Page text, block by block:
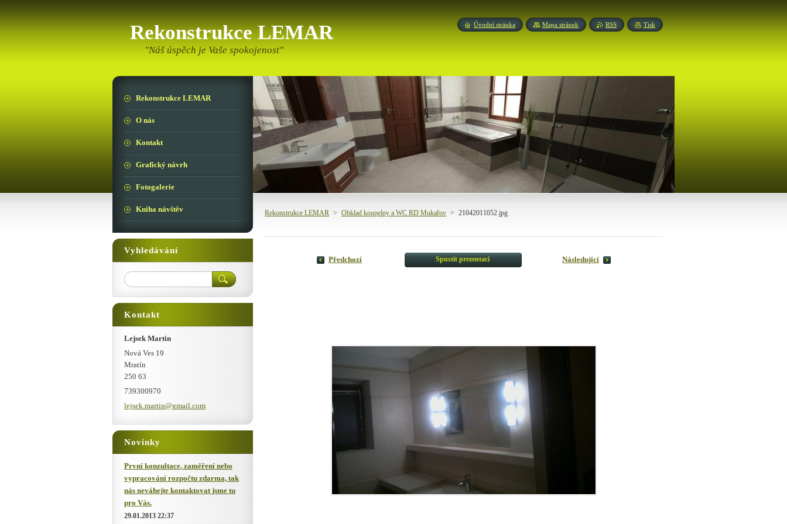
Rekonstrukce LEMAR
"Náš úspěch je Vaše spokojenost"
Rekonstrukce LEMAR > Obklad koupelny a WC RD Mukařov > 21042011052.jpg
Předchozí Spustit prezentaci Následující
Rekonstrukce LEMAR
O nás
Kontakt
Grafický návrh
Fotogalerie
Kniha návštěv
Vyhledávání
Kontakt
Lejsek Martin
Nová Ves 19
Mratín
250 63
739300970
lejsek.martin@gmail.com
Novinky
První konzultace, zaměření nebo
vypracování rozpočtu zdarma, tak
nás neváhejte kontaktovat jsme tu
pro Vás.
29.01.2013 22:37
Úvodní stránka Mapa stránek RSS Tisk